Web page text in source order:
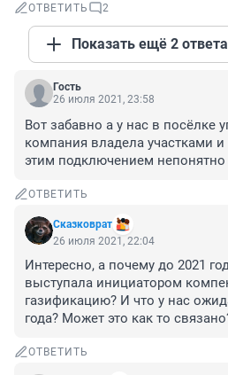
ОТВЕТИТЬ 2
Показать ещё 2 ответа
Гость
26 июля 2021, 23:58
Вот забавно а у нас в посёлке
компания владела участками и
этим подключением
ОТВЕТИТЬ
Сказковрат
26 июля 2021, 22:04
Интересно, а почему до 2021
выступала инициатором
газификацию? И что у нас
года? Может это как то
ОТВЕТИТЬ